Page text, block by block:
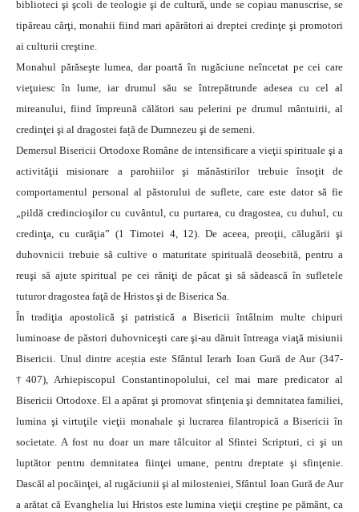
biblioteci şi şcoli de teologie şi de cultură, unde se copiau manuscrise, se
tipăreau cărţi, monahii fiind mari apărători ai dreptei credinţe şi promotori
ai culturii creştine.
Monahul părăseşte lumea, dar poartă în rugăciune neîncetat pe cei care
vieţuiesc în lume, iar drumul său se întrepătrunde adesea cu cel al
mireanului, fiind împreună călători sau pelerini pe drumul mântuirii, al
credinţei şi al dragostei față de Dumnezeu şi de semeni.
Demersul Bisericii Ortodoxe Române de intensificare a vieţii spirituale şi a
activităţii misionare a parohiilor şi mănăstirilor trebuie însoţit de
comportamentul personal al păstorului de suflete, care este dator să fie
„pildă credincioşilor cu cuvântul, cu purtarea, cu dragostea, cu duhul, cu
credinţa, cu curăţia” (1 Timotei 4, 12). De aceea, preoţii, călugării şi
duhovnicii trebuie să cultive o maturitate spirituală deosebită, pentru a
reuşi să ajute spiritual pe cei răniţi de păcat şi să sădească în sufletele
tuturor dragostea faţă de Hristos şi de Biserica Sa.
În tradiţia apostolică şi patristică a Bisericii întâlnim multe chipuri
luminoase de păstori duhovniceşti care şi-au dăruit întreaga viaţă misiunii
Bisericii. Unul dintre aceștia este Sfântul Ierarh Ioan Gură de Aur (347-
†407), Arhiepiscopul Constantinopolului, cel mai mare predicator al
Bisericii Ortodoxe. El a apărat şi promovat sfinţenia şi demnitatea familiei,
lumina şi virtuţile vieţii monahale şi lucrarea filantropică a Bisericii în
societate. A fost nu doar un mare tâlcuitor al Sfintei Scripturi, ci şi un
luptător pentru demnitatea fiinţei umane, pentru dreptate şi sfinţenie.
Dascăl al pocăinţei, al rugăciunii şi al milosteniei, Sfântul Ioan Gură de Aur
a arătat că Evanghelia lui Hristos este lumina vieţii creştine pe pământ, ca